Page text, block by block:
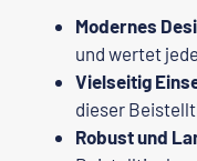
Modernes
und wertet
Vielseitig
dieser
Robust und